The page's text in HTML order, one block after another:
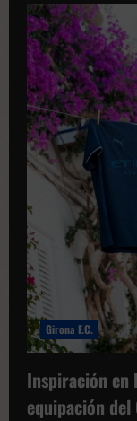
Fernández
pone
fin
a
su
etapa
como
futbolista
del
Girona
FC
Girona F.C.
Inspiración en
equipación del